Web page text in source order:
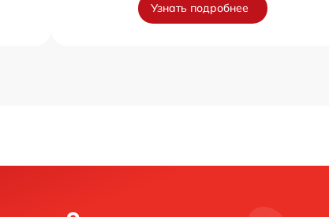
Узнать подробнее